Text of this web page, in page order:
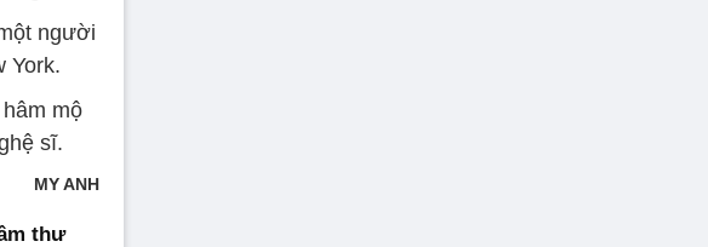
người
York.
mộ
sĩ.
MY ANH
thư